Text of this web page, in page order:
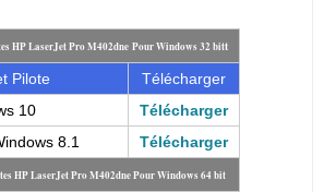
HP LaserJet Pro M402dne Pour Windows 32 bitt
Pilote
Télécharger
10
Télécharger
8.1
Télécharger
HP LaserJet Pro M402dnePour Windows 64 bit